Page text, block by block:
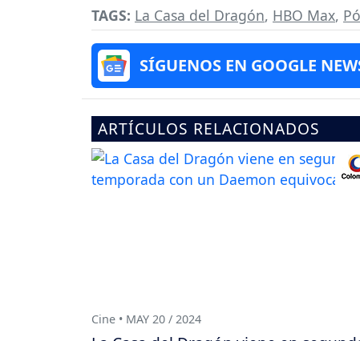
TAGS: La Casa del Dragón, HBO Max,
SÍGUENOS EN GOOGLE
ARTÍCULOS RELACIONADOS
Cine • MAY 20 / 2024